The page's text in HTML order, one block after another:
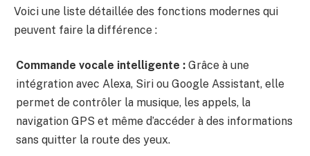
Voici une liste détaillée des fonctions modernes qui
peuvent faire la différence :
Commande vocale intelligente : Grâce à une
intégration avec Alexa, Siri ou Google Assistant, elle
permet de contrôler la musique, les appels, la
navigation GPS et même d’accéder à des informations
sans quitter la route des yeux.